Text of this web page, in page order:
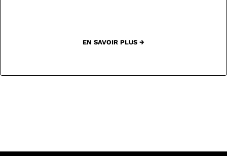
EN SAVOIR PLUS →